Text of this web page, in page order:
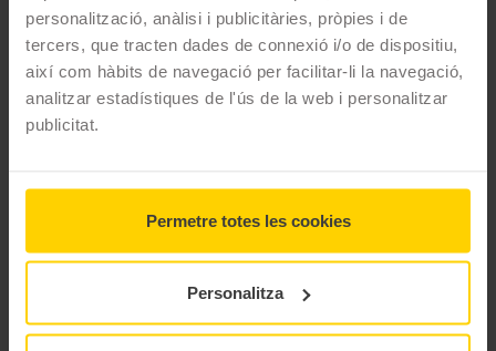
personalització, anàlisi i publicitàries, pròpies i de
tercers, que tracten dades de connexió i/o de dispositiu,
així com hàbits de navegació per facilitar-li la navegació,
analitzar estadístiques de l'ús de la web i personalitzar
publicitat.
Permetre totes les cookies
Personalitza
combustible.
CARACTERÍSTIQUES TÈCNIQUES
Marca
225/40 R19 93 Y
Estació
Estiu
No
3PMSF
No